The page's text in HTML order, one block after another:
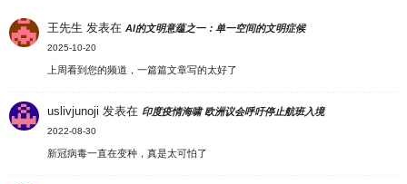
王先生 发表在AI的文明意蕴之一：单一空间的文明症候
2025-10-20
上周看到您的频道，一篇篇文章写的太好了
uslivjunoji 发表在 印度疫情海啸 欧洲议会呼吁停止航班入境
2022-08-30
新冠病毒一直在变种，真是太可怕了